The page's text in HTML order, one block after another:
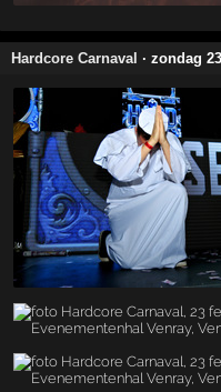
Hardcore Carnaval · zondag